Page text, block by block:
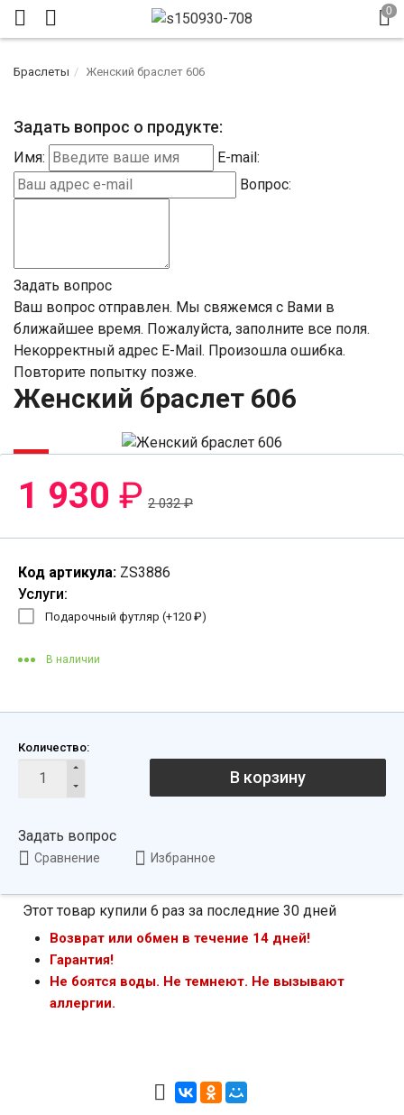
Браслеты Женский браслет 606
Задать вопрос о продукте:
Имя:
E-mail:
Вопрос:
Задать вопрос
Ваш вопрос отправлен. Мы свяжемся с Вами в
ближайшее время. Пожалуйста, заполните все поля.
Некорректный адрес E-Mail. Произошла ошибка.
Повторите попытку позже.
Женский браслет 606
-6%
1 930 ₽ 2 032₽
Код артикула: ZS3886
Услуги:
Подарочный футляр (+120 ₽)
В наличии
Количество:
В корзину
Задать вопрос
Сравнение Избранное
Этот товар купили 6 раз за последние 30 дней
Возврат или обмен в течение 14 дней!
Гарантия!
Не боятся воды. Не темнеют. Не вызывают
аллергии.